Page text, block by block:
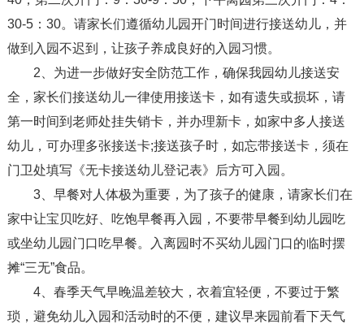
30-5：30。请家长们遵循幼儿园开门时间进行接送幼儿，并
做到入园不迟到，让孩子养成良好的入园习惯。
2、为进一步做好安全防范工作，确保我园幼儿接送安
全，家长们接送幼儿一律使用接送卡，如有遗失或损坏，请
第一时间到老师处挂失销卡，并办理新卡，如家中多人接送
幼儿，可办理多张接送卡;接送孩子时，如忘带接送卡，须在
门卫处填写《无卡接送幼儿登记表》后方可入园。
3、早餐对人体极为重要，为了孩子的健康，请家长们在
家中让宝贝吃好、吃饱早餐再入园，不要带早餐到幼儿园吃
或坐幼儿园门口吃早餐。入离园时不买幼儿园门口的临时摆
摊“三无”食品。
4、春季天气早晚温差较大，衣着宜轻便，不要过于繁
琐，避免幼儿入园和活动时的不便，建议早来园前看下天气